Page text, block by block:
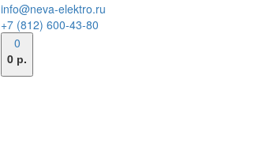
info@neva-elektro.ru
+7 (812) 600-43-80
0
0 р.